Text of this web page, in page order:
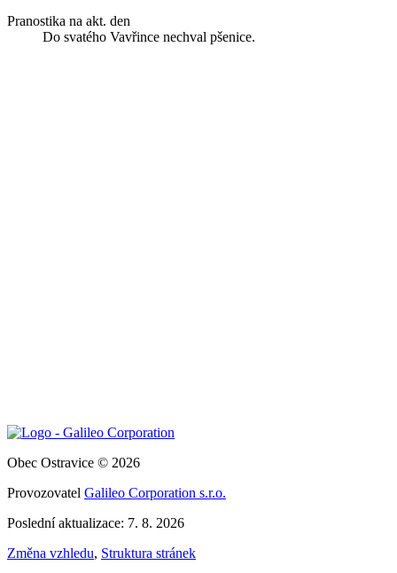
Pranostika na akt. den
Do svatého Vavřince nechval pšenice.
Obec Ostravice © 2026
Provozovatel Galileo Corporation s.r.o.
Poslední aktualizace: 7. 8. 2026
Změna vzhledu, Struktura stránek